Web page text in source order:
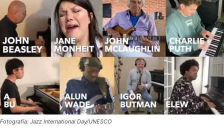
Fotografía: Jazz International Day/UNESCO